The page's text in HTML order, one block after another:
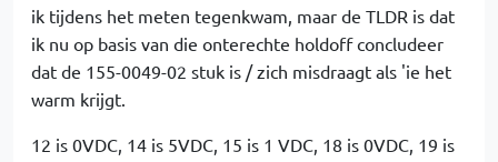
ik tijdens het meten tegenkwam, maar de TLDR is dat
ik nu op basis van die onterechte holdoff concludeer
dat de 155-0049-02 stuk is / zich misdraagt als 'ie het
warm krijgt.
12 is 0VDC, 14 is 5VDC, 15 is 1 VDC, 18 is 0VDC, 19 is